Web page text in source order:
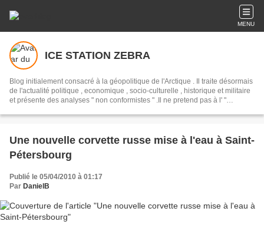
MENU
ICE STATION ZEBRA
Blog initialement consacré à la géopolitique de l'Arctique . Il traite désormais
de l'actualité politique , economique , socio-culturelle , historique et militaire
et présente des analyses " non conformistes " .Il ne pretend pas à l' "
pretendues " analyses " syndiquées des " mediats libres " des "
Une nouvelle corvette russe mise à l'eau à Saint-
Pétersbourg
Publié le 05/04/2010 à 01:17
Par DanielB